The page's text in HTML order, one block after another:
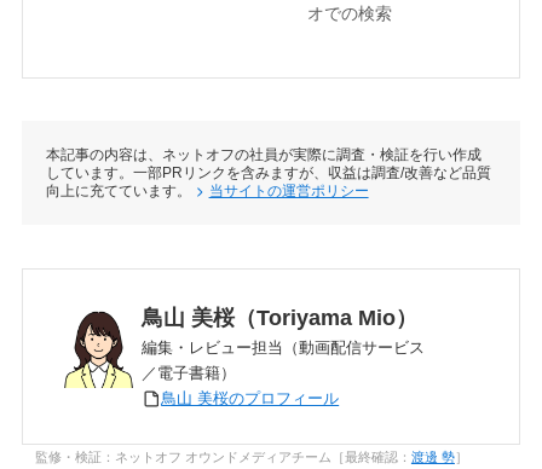
オでの検索
本記事の内容は、ネットオフの社員が実際に調査・検証を行い作成
しています。一部PRリンクを含みますが、収益は調査/改善など品質
向上に充てています。
当サイトの運営ポリシー
鳥山 美桜（Toriyama Mio）
編集・レビュー担当（動画配信サービス
／電子書籍）
鳥山 美桜のプロフィール
監修・検証：ネットオフ オウンドメディアチーム［最終確認： 渡邊 勢］